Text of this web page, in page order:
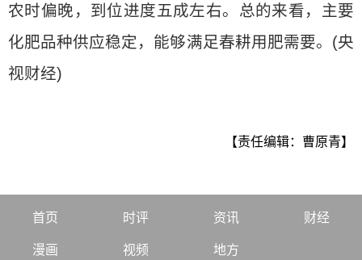
农时偏晚，到位进度五成左右。总的来看，主要
化肥品种供应稳定，能够满足春耕用肥需要。(央
视财经)
【责任编辑：曹原青】
首页 时评 资讯 财经
漫画 视频 地方